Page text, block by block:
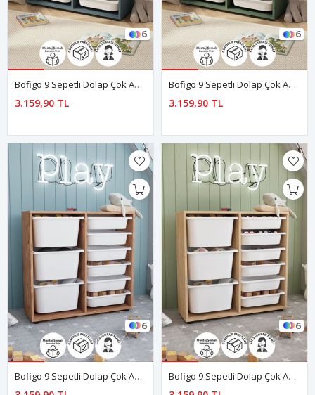
6
Bofigo 9 Sepetli Dolap Çok Amaçlı Dolap Oyuncak Dolabı Çağla Mavi
3.159,90 TL
6
Bofigo 9 Sepetli Dolap Çok Amaçlı Dolap Oyuncak Dolabı Çağla Yeşil
3.159,90 TL
6
Bofigo 9 Sepetli Dolap Çok Amaçlı Dolap Oyuncak Dolabı Çağla Çam
6
Bofigo 9 Sepetli Dolap Çok Amaçlı Dolap Oyuncak Dolabı Çağla Safir Meşe